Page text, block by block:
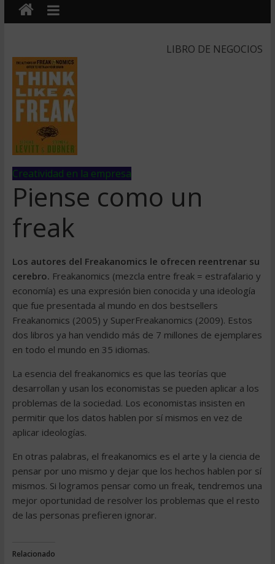
LIBRO DE NEGOCIOS
Creatividad en la empresa
Piense como un
freak
Los autores del Freakanomics le ofrecen reentrenar su
cerebro. Freakanomics (mezcla entre freak = estrafalario y
economía) es una expresión bien conocida y una ideología
que fue presentada al mundo en dos bestsellers
Freakanomics (2005) y SuperFreakanomics (2009). Estos
dos libros ya han vendido más de 7 millones de ejemplares
en todo el mundo en 35 idiomas.
La esencia del freakanomics es que las teorías que
desarrollan y usan los economistas se pueden aplicar a los
problemas de la sociedad. Los economistas insisten en
permitir que los datos hablen por sí mismos en vez de
aplicar ideologías.
En otras palabras, el freakanomics es el arte y la ciencia de
pensar por uno mismo y dejar que los hechos hablen por sí
mismos. Si logramos pensar como un freak, tendremos una
mejor oportunidad de resolver los problemas que el resto
de las personas prefieren ignorar.
Relacionado